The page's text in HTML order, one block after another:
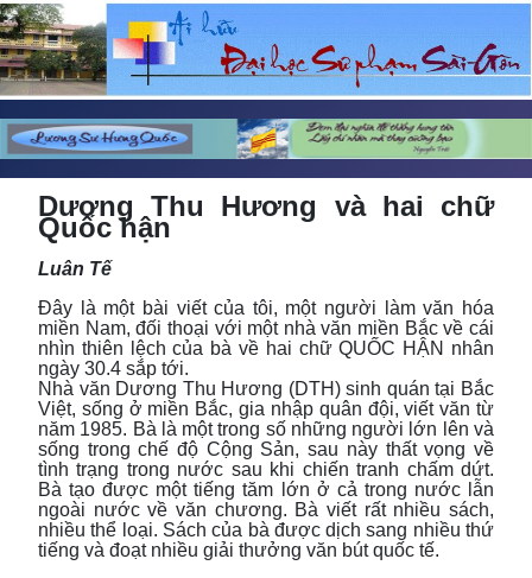
Dương Thu Hương và hai chữ
Quốc hận
Luân Tế
Đây là một bài viết của tôi, một người làm văn hóa
miền Nam, đối thoại với một nhà văn miền Bắc về cái
nhìn thiên lệch của bà về hai chữ QUỐC HẬN nhân
ngày 30.4 sắp tới.
Nhà văn Dương Thu Hương (DTH) sinh quán tại Bắc
Việt, sống ở miền Bắc, gia nhập quân đội, viết văn từ
năm 1985. Bà là một trong số những người lớn lên và
sống trong chế độ Cộng Sản, sau này thất vọng về
tình trạng trong nước sau khi chiến tranh chấm dứt.
Bà tạo được một tiếng tăm lớn ở cả trong nước lẫn
ngoài nước về văn chương. Bà viết rất nhiều sách,
nhiều thể loại. Sách của bà được dịch sang nhiều thứ
tiếng và đoạt nhiều giải thưởng văn bút quốc tế.